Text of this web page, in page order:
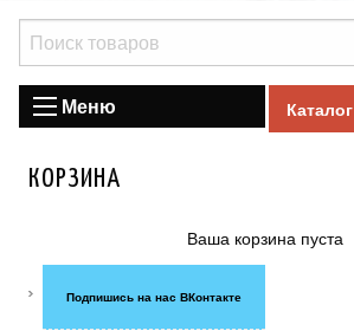
Меню Каталог
КОРЗИНА
Ваша корзина пуста
Подпишись на нас ВКонтакте